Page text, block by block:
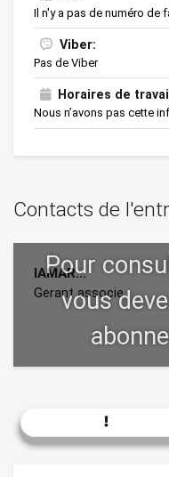
Il n'y a pas de numéro de
Viber:
Pas de Viber
Horaires de travail
Nous n’avons pas cette
Contacts de
IAMAR...
Gerant associe